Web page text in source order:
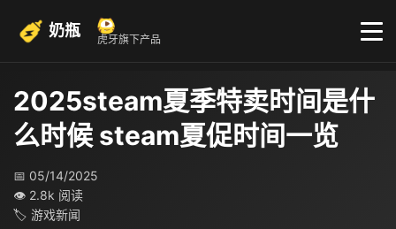
奶瓶 虎牙旗下产品
2025steam夏季特卖时间是什
么时候 steam夏促时间一览
📅 05/14/2025
👁 2.8k 阅读
🏷 游戏新闻